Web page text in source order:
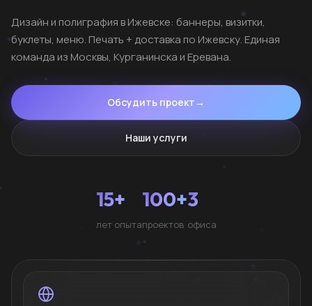
Дизайн и полиграфия в Ижевске: баннеры, визитки,
буклеты, меню. Печать + доставка по Ижевску. Единая
команда из Москвы, Курганинска и Еревана.
Обсудить проект →
Наши услуги
15+
лет опыта
100+
проектов
3
офиса